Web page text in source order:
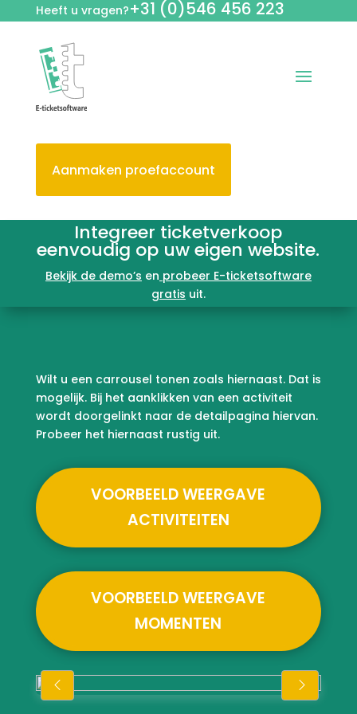
Heeft u vragen?+31 (0)546 456 223
Aanmaken proefaccount
Integreer ticketverkoop
eenvoudig op uw eigen website.
Bekijk de demo’s en probeer E-ticketsoftware
gratis uit.
Wilt u een carrousel tonen zoals hiernaast. Dat is
mogelijk. Bij het aanklikken van een activiteit
wordt doorgelinkt naar de detailpagina hiervan.
Probeer het hiernaast rustig uit.
VOORBEELD WEERGAVE
ACTIVITEITEN
VOORBEELD WEERGAVE
MOMENTEN